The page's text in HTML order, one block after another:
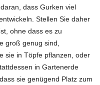
dass Gurken viel
Stellen Sie daher
ohne dass es zu
groß genug sind,
sie in Töpfe pflanzen, oder
in Gartenerde
sie genügend Platz zum